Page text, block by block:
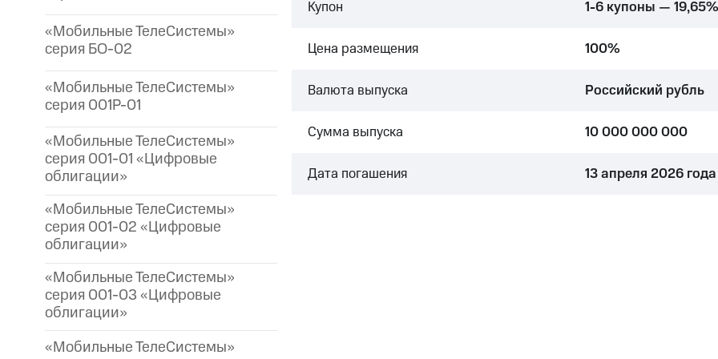
«Мобильные ТелеСистемы»
серия БО-02
«Мобильные ТелеСистемы»
серия 001P-01
«Мобильные ТелеСистемы»
серия 001-01 «Цифровые
облигации»
«Мобильные ТелеСистемы»
серия 001-02 «Цифровые
облигации»
«Мобильные ТелеСистемы»
серия 001-03 «Цифровые
облигации»
«Мобильные ТелеСистемы»
Купон 1-6 купоны — 19,65%
Цена размещения 100%
Валюта выпуска Российский рубль
Сумма выпуска 10 000 000 000
Дата погашения 13 апреля 2026 года